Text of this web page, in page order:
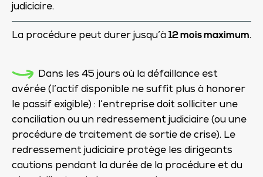
judiciaire.
La procédure peut durer jusqu’à 12 mois maximum.
Dans les 45 jours où la défaillance est
avérée (l’actif disponible ne suffit plus à honorer
le passif exigible) : l’entreprise doit solliciter une
conciliation ou un redressement judiciaire (ou une
procédure de traitement de sortie de crise). Le
redressement judiciaire protège les dirigeants
cautions pendant la durée de la procédure et du